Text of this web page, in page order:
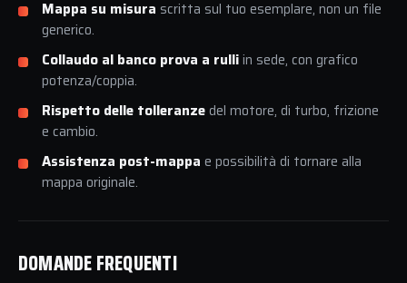
Mappa su misura scritta sul tuo esemplare, non un file
generico.
Collaudo al banco prova a rulliin sede, con grafico
potenza/coppia.
Rispetto delle tolleranzedel motore, di turbo, frizione
e cambio.
Assistenza post-mappa e possibilità di tornare alla
mappa originale.
DOMANDE FREQUENTI